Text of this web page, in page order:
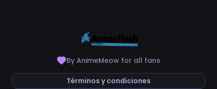
By AnimeMeow for all fans
Términos y condiciones